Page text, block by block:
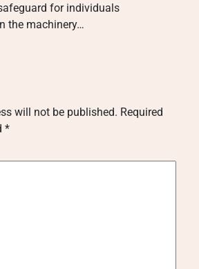
for individuals
the machinery…
will not be published. Required
*